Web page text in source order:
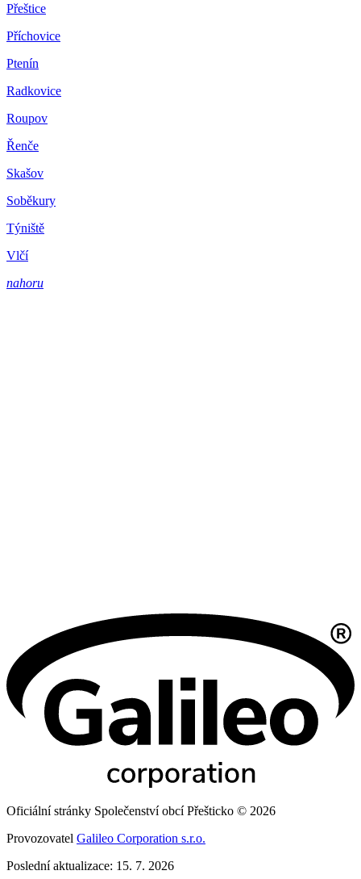
Přeštice
Příchovice
Ptenín
Radkovice
Roupov
Řenče
Skašov
Soběkury
Týniště
Vlčí
nahoru
Oficiální stránky Společenství obcí Přešticko © 2026
Provozovatel Galileo Corporation s.r.o.
Poslední aktualizace: 15. 7. 2026